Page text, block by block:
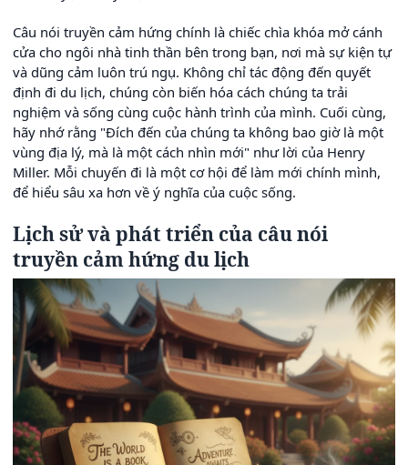
Câu nói truyền cảm hứng chính là chiếc chìa khóa mở cánh
cửa cho ngôi nhà tinh thần bên trong bạn, nơi mà sự kiện tự
và dũng cảm luôn trú ngụ. Không chỉ tác động đến quyết
định đi du lịch, chúng còn biến hóa cách chúng ta trải
nghiệm và sống cùng cuộc hành trình của mình. Cuối cùng,
hãy nhớ rằng "Đích đến của chúng ta không bao giờ là một
vùng địa lý, mà là một cách nhìn mới" như lời của Henry
Miller. Mỗi chuyến đi là một cơ hội để làm mới chính mình,
để hiểu sâu xa hơn về ý nghĩa của cuộc sống.
Lịch sử và phát triển của câu nói
truyền cảm hứng du lịch